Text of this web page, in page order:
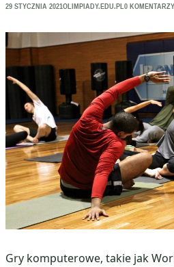
29 STYCZNIA 2021 OLIMPIADY.EDU.PL 0 KOMENTARZY
Gry komputerowe, takie jak